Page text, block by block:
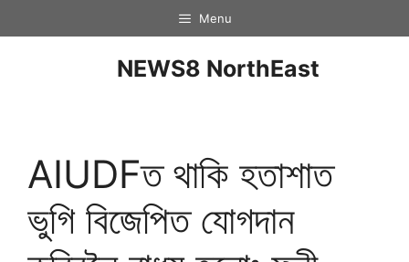
Menu
NEWS8 NorthEast
AIUDFত থাকি হতাশাত
ভুগি বিজেপিত যোগদান